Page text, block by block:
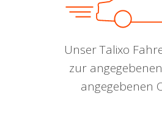
Unser Talixo
zur
angegebenen